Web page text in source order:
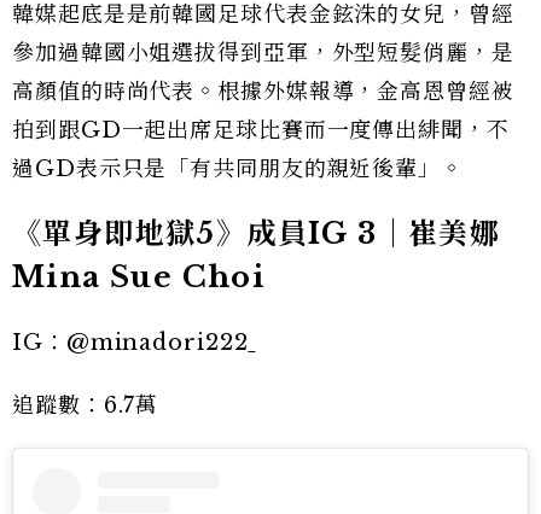
韓媒起底是是前韓國足球代表金鉉洙的女兒，曾經
參加過韓國小姐選拔得到亞軍，外型短髮俏麗，是
高顏值的時尚代表。根據外媒報導，金高恩曾經被
拍到跟GD一起出席足球比賽而一度傳出緋聞，不
過GD表示只是「有共同朋友的親近後輩」。
《單身即地獄5》成員IG 3｜崔美娜
Mina Sue Choi
IG：@minadori222
追蹤數：6.7萬